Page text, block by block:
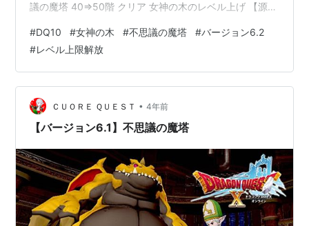
議の魔塔 40⇒50階 クリア 女神の木のレベル上げ 【源世
険を中断する」女神の木は成長に時間がかかるため、 １
番最初にやっておくと良さそうです。 職業レベル
122⇒124 上限解放 【天声の間】地底湖の洞くつ ☝ルー
ラストーンの準備はバッチリ！(笑) 歌：ウェディ 呼：プ
クリポ言：エルフ 哭：ドワーフ …
#DQ10 #女神の木 #不思議の魔塔 #バージョン6.2
#レベル上限解放
ＣＵＯＲＥ ＱＵＥＳＴ • 4年前
【バージョン6.1】不思議の魔塔